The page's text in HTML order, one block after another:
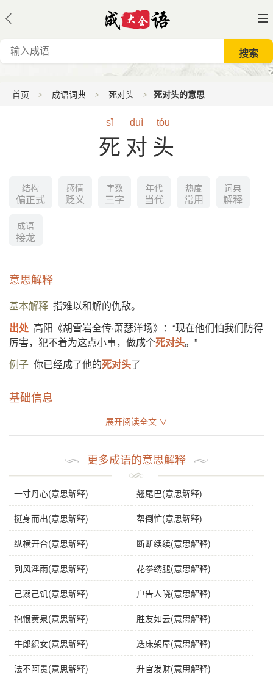
首页 成语词典 死对头 死对头的意思
sǐ duì tóu
死对头
结构
偏正式
感情
贬义
字数
三字
年代
当代
热度
常用
词典
解释
成语
接龙
意思解释
基本解释 指难以和解的仇敌。
出处 高阳《胡雪岩全传·萧瑟洋场》：“现在他们怕我们防得
厉害，犯不着为这点小事，做成个死对头。”
例子 你已经成了他的死对头了
基础信息
感情 死对头是贬义词。
用法
作主语、宾语；指难以和解的仇敌。
谜语 地狱里打官司
近义词 不共戴天
反义词 铁哥们
英语 implacable enemy（sworn foe）
日语 非常な仇同士，目(め)かたき
德语 geschworener Feind
法语 ennemi mortel,juré,archarné
展开阅读全文 ∨
更多成语的意思解释
一寸丹心(意思解释) 翘尾巴(意思解释)
挺身而出(意思解释) 帮倒忙(意思解释)
纵横开合(意思解释) 断断续续(意思解释)
列风淫雨(意思解释) 花拳绣腿(意思解释)
己溺己饥(意思解释) 户告人晓(意思解释)
抱恨黄泉(意思解释) 胜友如云(意思解释)
牛郎织女(意思解释) 迭床架屋(意思解释)
法不阿贵(意思解释) 升官发财(意思解释)